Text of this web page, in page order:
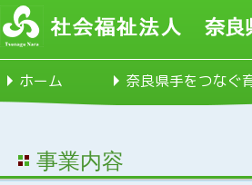
ホーム 奈良県手をつなぐ
事業内容